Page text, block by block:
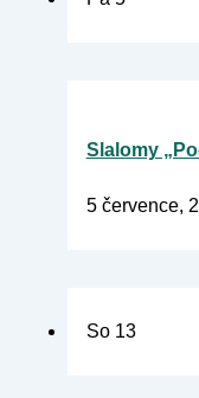
Slalomy
5 července,
So 13